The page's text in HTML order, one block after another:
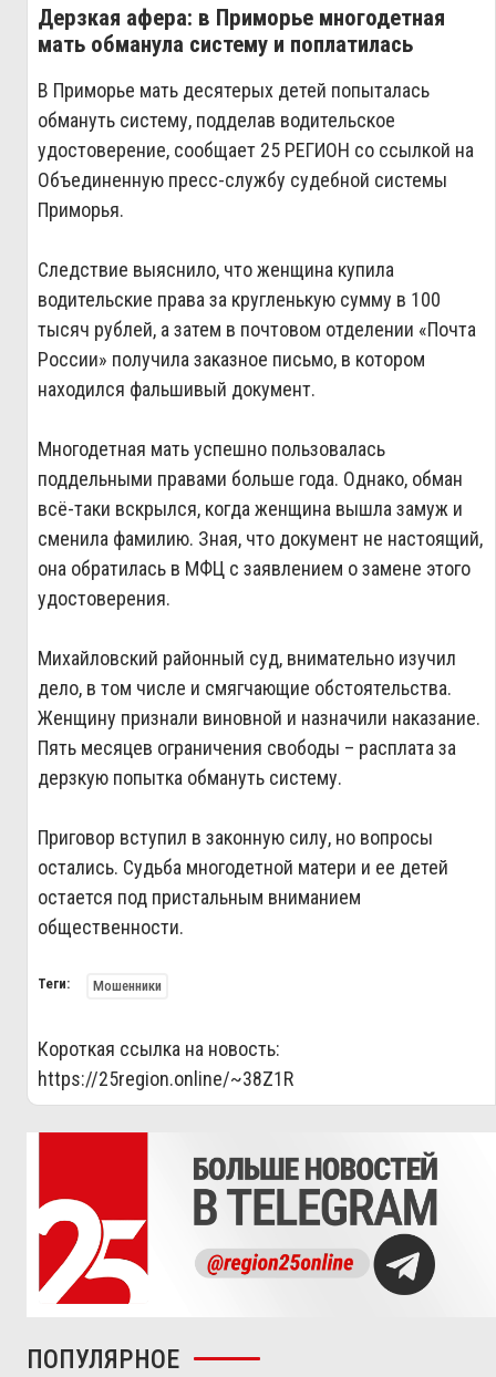
Дерзкая афера: в Приморье многодетная
мать обманула систему и поплатилась
В Приморье мать десятерых детей попыталась
обмануть систему, подделав водительское
удостоверение, сообщает 25 РЕГИОН со ссылкой на
Объединенную пресс-службу судебной системы
Приморья.
Следствие выяснило, что женщина купила
водительские права за кругленькую сумму в 100
тысяч рублей, а затем в почтовом отделении «Почта
России» получила заказное письмо, в котором
находился фальшивый документ.
Многодетная мать успешно пользовалась
поддельными правами больше года. Однако, обман
всё-таки вскрылся, когда женщина вышла замуж и
сменила фамилию. Зная, что документ не настоящий,
она обратилась в МФЦ с заявлением о замене этого
удостоверения.
Михайловский районный суд, внимательно изучил
дело, в том числе и смягчающие обстоятельства.
Женщину признали виновной и назначили наказание.
Пять месяцев ограничения свободы – расплата за
дерзкую попытка обмануть систему.
Приговор вступил в законную силу, но вопросы
остались. Судьба многодетной матери и ее детей
остается под пристальным вниманием
общественности.
Теги: Мошенники
Короткая ссылка на новость:
https://25region.online/~38Z1R
ПОПУЛЯРНОЕ